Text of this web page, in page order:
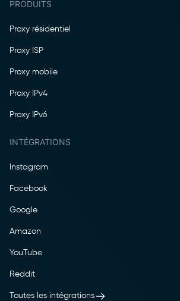
PRODUITS
Proxy résidentiel
Proxy ISP
Proxy mobile
Proxy IPv4
Proxy IPv6
INTÉGRATIONS
Instagram
Facebook
Google
Amazon
YouTube
Reddit
Toutes les intégrations